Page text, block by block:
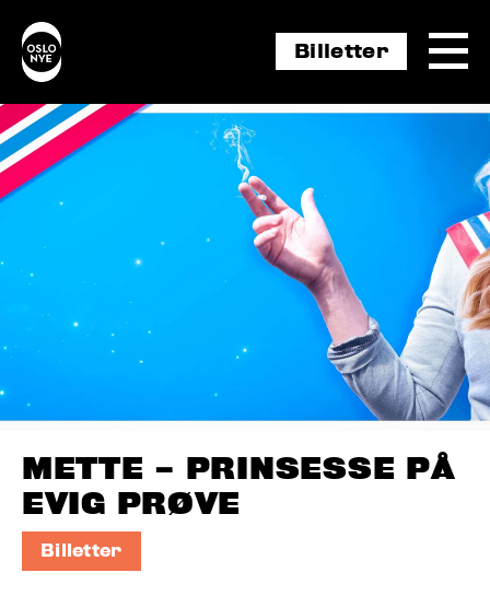
Billetter
METTE – PRINSESSE PÅ
EVIG PRØVE
Billetter